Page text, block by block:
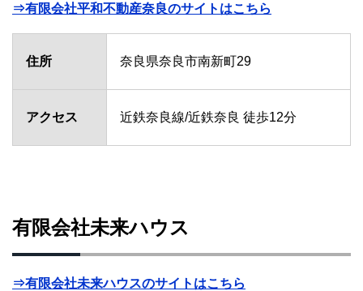
⇒有限会社平和不動産奈良のサイトはこちら
住所 奈良県奈良市南新町29
アクセス 近鉄奈良線/近鉄奈良 徒歩12分
有限会社未来ハウス
⇒有限会社未来ハウスのサイトはこちら